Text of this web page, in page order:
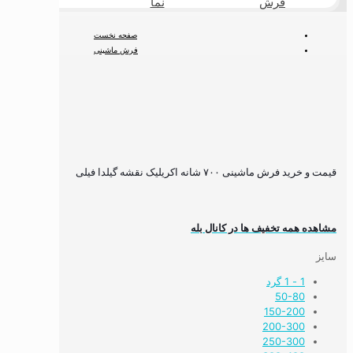
صفحه نخست
فرش ماشینی
قیمت و خرید فرش ماشینی ۷۰۰ شانه اکریلیک نقشه گیلدا فیلی
مشاهده همه تخفیف ها در کانال بله
سایز
1 - 1 گرد
50-80
150-200
200-300
250-300